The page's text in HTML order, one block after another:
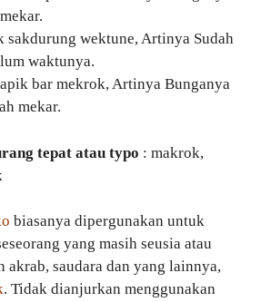
sakdurung wektune, Artinya Sudah
waktunya.
bar mekrok, Artinya Bunganya
mekar.
tepat atau typo : makrok,
biasanya dipergunakan untuk
yang masih seusia atau
akrab, saudara dan yang lainnya,
. Tidak dianjurkan menggunakan